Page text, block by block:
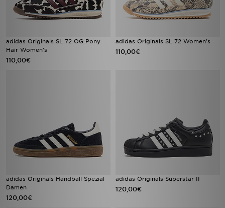
adidas Originals SL 72 OG Pony
Hair Women's
110,00€
adidas Originals SL 72 Women's
110,00€
adidas Originals Handball Spezial
Damen
120,00€
adidas Originals Superstar II
120,00€